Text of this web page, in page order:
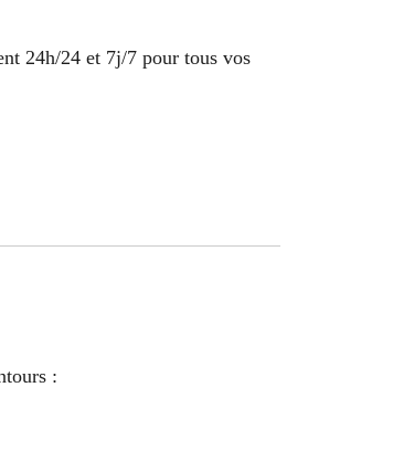
24h/24 et 7j/7 pour tous vos
: